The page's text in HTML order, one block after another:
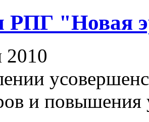
РПГ "Новая
2010
и повышения